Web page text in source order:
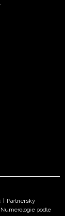
ODESLAT
Partnerský
Numerologie podle